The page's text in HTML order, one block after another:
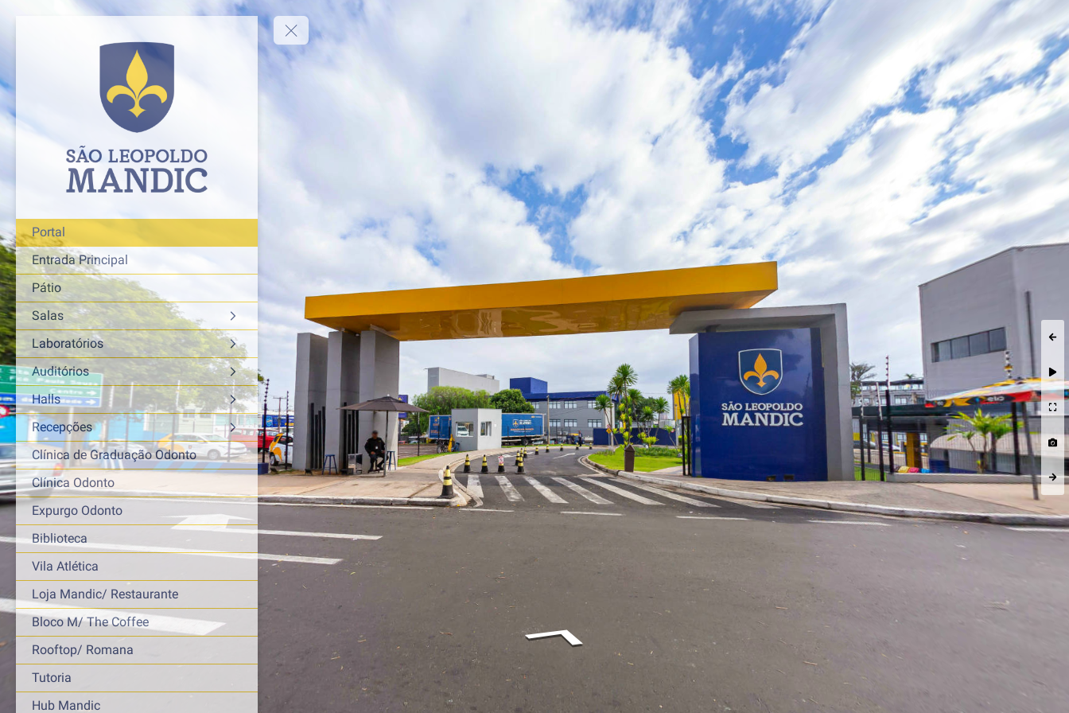
Portal
Entrada Principal
Pátio
Salas
Laboratórios
Auditórios
Halls
Recepções
Clínica de Graduação Odonto
Clínica Odonto
Expurgo Odonto
Biblioteca
Vila Atlética
Loja Mandic/ Restaurante
Bloco M/ The Coffee
Rooftop/ Romana
Tutoria
Hub Mandic